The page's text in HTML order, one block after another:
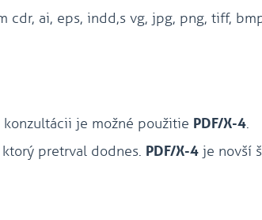
cdr, ai, eps, indd,s vg, jpg, png, tiff,
konzultácii je možné použitie PDF/X-4.
pretrval dodnes. PDF/X-4 je novší